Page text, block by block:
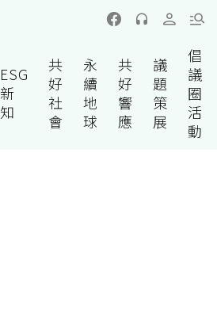
ESG
新
知
共
好
社
會
永
續
地
球
共
好
響
應
議
題
策
展
倡
議
圈
活
動